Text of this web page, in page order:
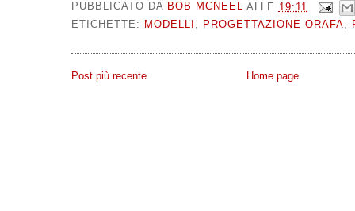
PUBBLICATO DA BOB MCNEEL ALLE 19:11
ETICHETTE:
MODELLI , PROGETTAZIONE ORAFA,
Post più recente Home page